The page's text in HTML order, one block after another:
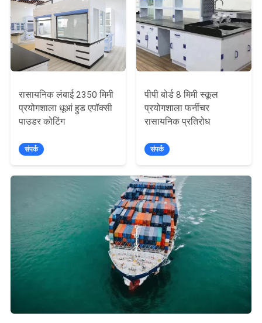
रासायनिक लंबाई 2350 मिमी
प्रयोगशाला धूआं हुड एपॉक्सी
पाउडर कोटिंग
संपर्क
पीपी बोर्ड 8 मिमी स्कूल
प्रयोगशाला फर्नीचर
रासायनिक प्रतिरोध
संपर्क